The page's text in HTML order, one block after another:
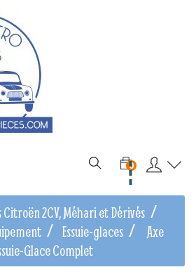
0
Citroën 2CV, Méhari et Dérivés
Essuie-glaces
Axe
Glace Complet